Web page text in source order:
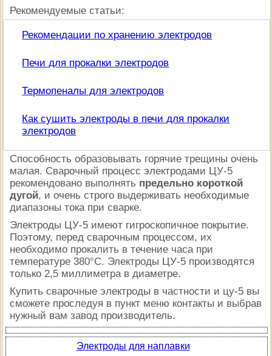
Рекомендуемые статьи:
Рекомендации по хранению электродов
Печи для прокалки электродов
Термопеналы для электродов
Как сушить электроды в печи для прокалки
электродов
Способность образовывать горячие трещины очень
малая. Сварочный процесс электродами ЦУ-5
рекомендовано выполнять предельно короткой
дугой, и очень строго выдерживать необходимые
диапазоны тока при сварке.
Электроды ЦУ-5 имеют гигроскопичное покрытие.
Поэтому, перед сварочным процессом, их
необходимо прокалить в течение часа при
температуре 380°С. Электроды ЦУ-5 производятся
только 2,5 миллиметра в диаметре.
Купить сварочные электроды в частности и цу-5 вы
сможете проследуя в пункт меню контакты и выбрав
нужный вам завод производитель.
Электроды для наплавки